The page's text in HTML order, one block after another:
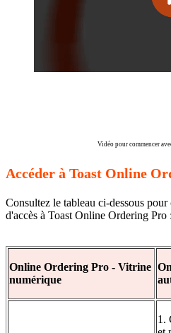
Vidéo pour commencer
Accéder à Toast Online
Consultez le tableau ci-dessous
d'accès à Toast Online Ordering Pro :
Online Ordering Pro - Vitrine
numérique
1.